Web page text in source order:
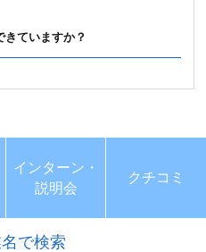
ていますか？
インターン・
説明会
クチコミ
で検索